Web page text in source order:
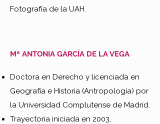
Fotografía de la UAH.
Mª ANTONIA GARCÍA DE LA VEGA
Doctora en Derecho y licenciada en
Geografía e Historia (Antropología) por
la Universidad Complutense de Madrid.
Trayectoria iniciada en 2003,